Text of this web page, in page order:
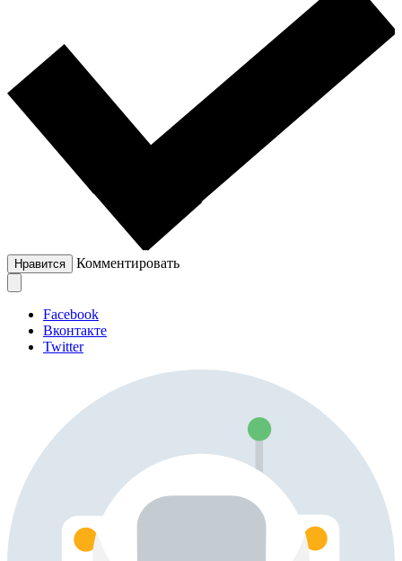
Нравится Комментировать
Facebook
Вконтакте
Twitter